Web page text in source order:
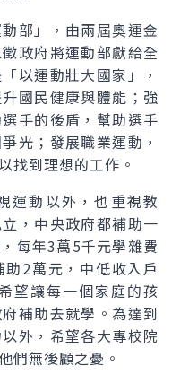
部」，由兩屆奧運金
政府將運動部獻給全
以運動壯大國家」，
國民健康與體能；強
手的後盾，幫助選手
光；發展職業運動，
找到理想的工作。
運動以外，也重視教
，中央政府都補助一
每年3萬5千元學雜費
2萬元，中低收入戶
望讓每一個家庭的孩
補助去就學。為達到
外，希望各大專校院
們無後顧之憂。